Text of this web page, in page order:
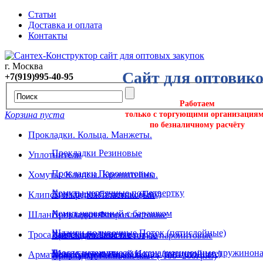
Статьи
Доставка и оплата
Контакты
Сайт для
Работаем
только с торгующими
по безналичному расчёту
г. Москва
+7(919)995-40-95
Корзина пуста
Прокладки. Кольца. Манжеты.
Прокладки Резиновые
Прокладки Паронитовые
Прокладки Силикон. (Пвх)
Прокладки Фторопластовые
Прокладки Безасбестовые паронитовые
Прокладки Силиконовые (-100+200гр.С)
Уплотнители
Хомуты. Клипсы. Кронштейны.
Хомуты червячные под отвертку
Хомут червячный с барашком
Хомуты ремонтные
Хомуты трубные
Клипсы и крепёж пластиковый
Шланги поливочные
Шланги поливочные Поток (пятислойные)
Шланг поливочный Исток (пятислойные)
Троса сантехнические и вантуза
Троса сантехнические канализационные
Арматура. Крепеж. Подводка.